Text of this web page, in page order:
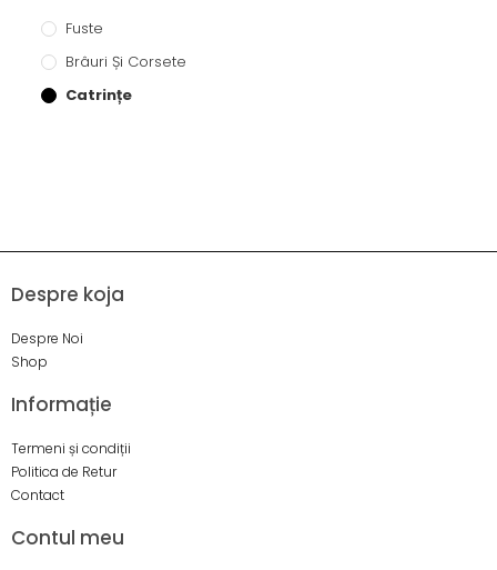
Fuste
Brâuri Și Corsete
Catrințe
Despre koja
Despre Noi
Shop
Informație
Termeni și condiții
Politica de Retur
Contact
Contul meu